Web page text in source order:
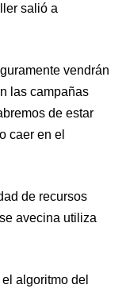
salió a
vendrán
las campañas
de estar
caer en el
de recursos
avecina utiliza
algoritmo del